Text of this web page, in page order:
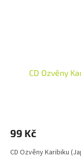
CD Ozvěny
99 Kč
CD Ozvěny Karibiku